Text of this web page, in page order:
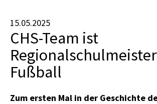
15.05.2025
CHS-Team ist
Fußball
Zum ersten Mal in der Geschichte